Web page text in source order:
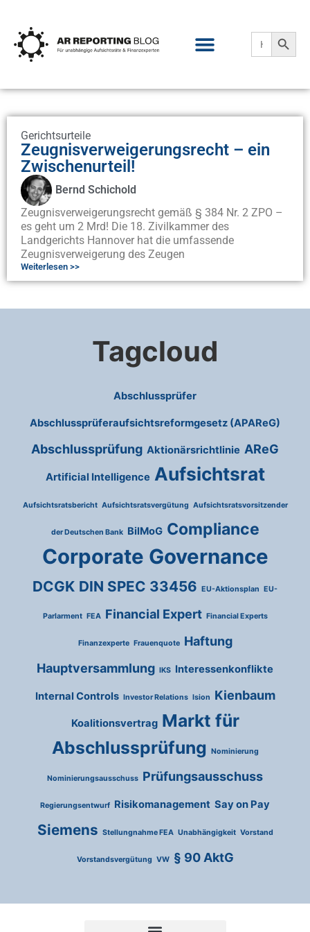
Search
for:
Gerichtsurteile
Zeugnisverweigerungsrecht – ein
Zwischenurteil!
Bernd Schichold
Zeugnisverweigerungsrecht gemäß § 384 Nr. 2 ZPO –
es geht um 2 Mrd! Die 18. Zivilkammer des
Landgerichts Hannover hat die umfassende
Zeugnisverweigerung des Zeugen
Weiterlesen >>
Tagcloud
Abschlussprüfer
Abschlussprüferaufsichtsreformgesetz (APAReG)
Abschlussprüfung Aktionärsrichtlinie AReG
Artificial Intelligence Aufsichtsrat
Aufsichtsratsbericht Aufsichtsratsvergütung Aufsichtsratsvorsitzender
der Deutschen Bank BilMoG Compliance
Corporate Governance
DCGK DIN SPEC 33456 EU-Aktionsplan EU-
Parlarment FEA Financial Expert Financial Experts
Finanzexperte Frauenquote Haftung
Hauptversammlung IKS Interessenkonflikte
Internal Controls Investor Relations Ision Kienbaum
Koalitionsvertrag Markt für
Abschlussprüfung
Nominierung
Nominierungsausschuss Prüfungsausschuss
Regierungsentwurf Risikomanagement Say on Pay
Siemens Stellungnahme FEA Unabhängigkeit Vorstand
Vorstandsvergütung VW § 90 AktG